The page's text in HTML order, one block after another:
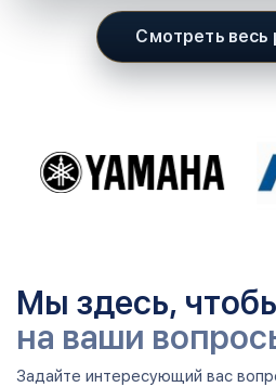
Смотреть весь
Мы здесь,
на ваши
Задайте интересующий вас